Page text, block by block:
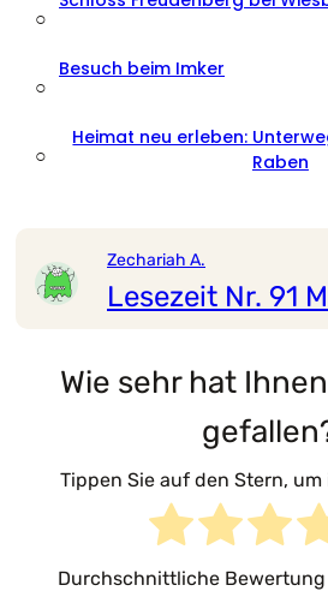
○
○
Besuch beim Imker
○
Heimat neu erleben:
Raben
Zechariah A.
Lesezeit Nr. 91
Wie sehr hat
Tippen Sie auf den Stern,
Durchschnittliche Bewertung